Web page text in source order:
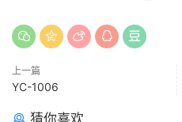
上一篇
YC-1006